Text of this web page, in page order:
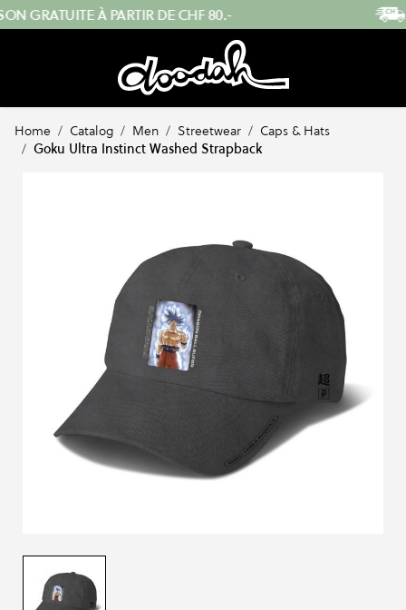
Skip to Content ENVOI RAPIDE DEPUIS LA SUISSE
Home / Catalog / Men / Streetwear / Caps & Hats
/ Goku Ultra Instinct Washed Strapback